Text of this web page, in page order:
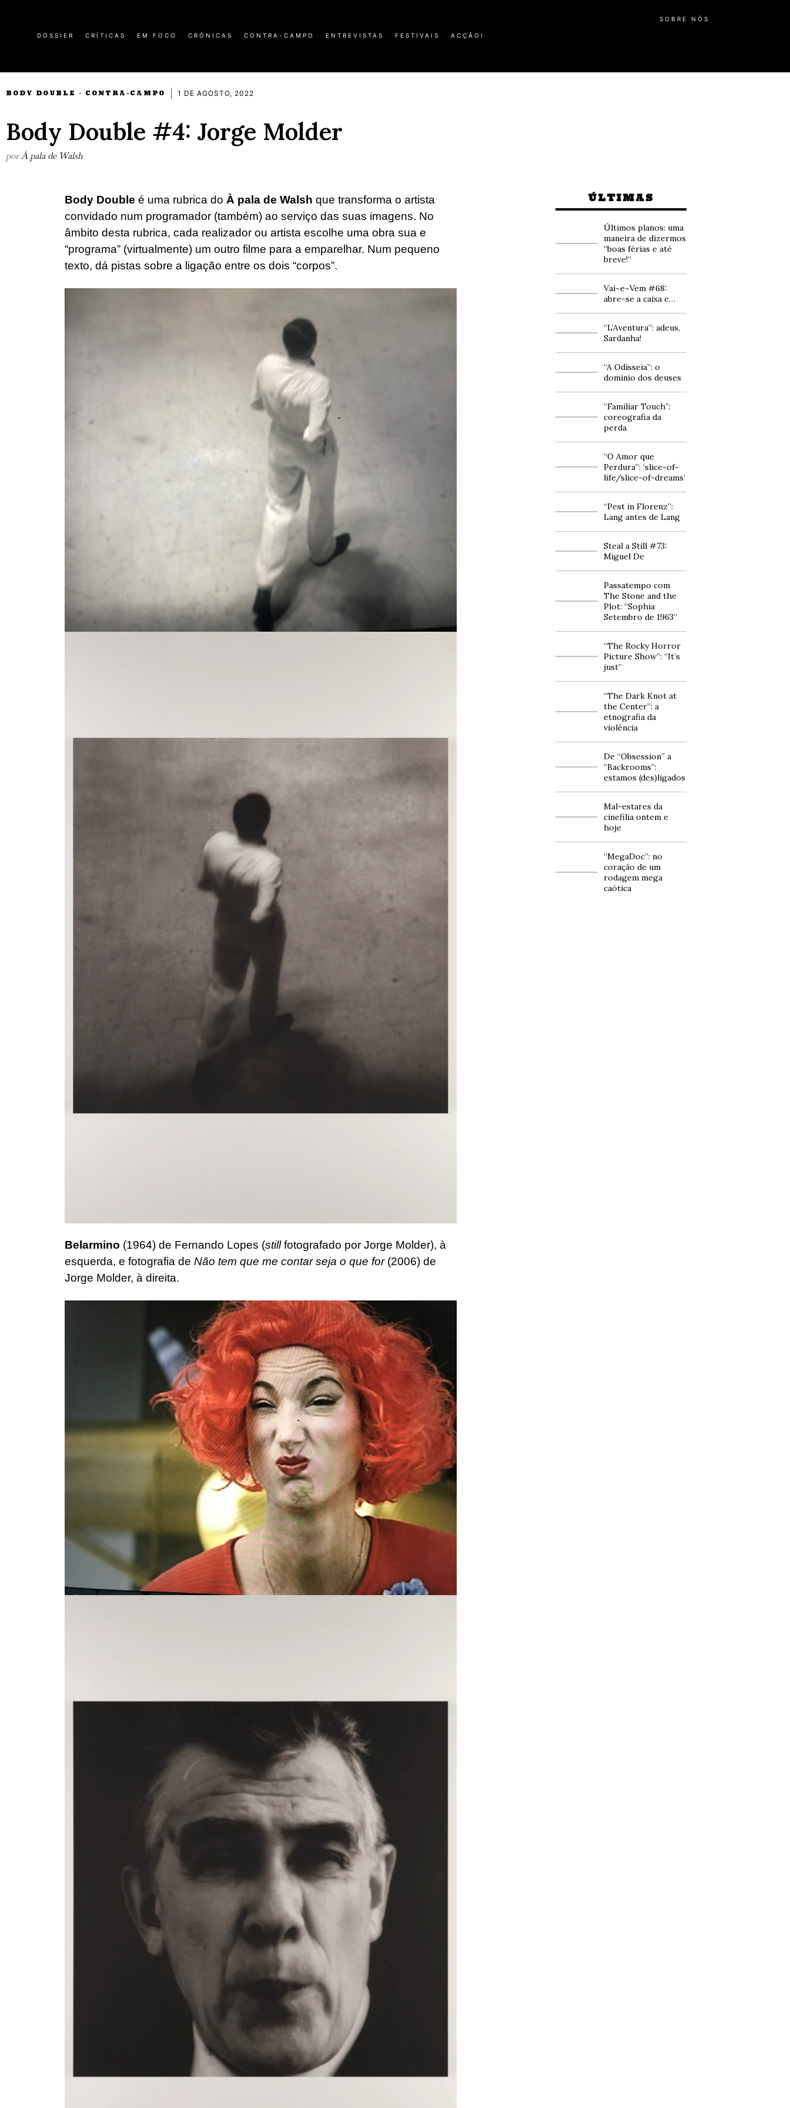
DOSSIER CRÍTICAS EM FOCO CRÓNICAS CONTRA-CAMPO ENTREVISTAS FESTIVAIS ACÇÃO!
SOBRE NÓS
BODY DOUBLE · CONTRA-CAMPO 1 DE AGOSTO, 2022
Body Double #4: Jorge Molder
por À pala de Walsh
Body Double é uma rubrica do À pala de Walsh que transforma o artista
convidado num programador (também) ao serviço das suas imagens. No
âmbito desta rubrica, cada realizador ou artista escolhe uma obra sua e
“programa” (virtualmente) um outro filme para a emparelhar. Num pequeno
texto, dá pistas sobre a ligação entre os dois “corpos”.
Belarmino (1964) de Fernando Lopes (stillfotografado por Jorge Molder), à
esquerda, e fotografia de Não tem que me contar seja o que for (2006) de
Jorge Molder, à direita.
ÚLTIMAS
Últimos planos: uma
maneira de dizermos
“boas férias e até
breve!”
Vai~e~Vem #68:
abre-se a caixa e…
“L’Aventura”: adeus,
Sardanha!
“A Odisseia”: o
domínio dos deuses
“Familiar Touch”:
coreografia da
perda
“O Amor que
Perdura”: ‘slice-of-
life/slice-of-dreams’
“Pest in Florenz”:
Lang antes de Lang
Steal a Still #73:
Miguel De
Passatempo com
The Stone and the
Plot: “Sophia
Setembro de 1963”
“The Rocky Horror
Picture Show”: “It’s
just”
“The Dark Knot at
the Center”: a
etnografia da
violência
De “Obsession” a
“Backrooms”:
estamos (des)ligados
Mal-estares da
cinefilia ontem e
hoje
“MegaDoc”: no
coração de um
rodagem mega
caótica